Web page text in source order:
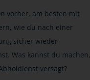
vorher, am besten mit
wie du nach einer
sicher wieder
Was kannst du machen,
versagt?